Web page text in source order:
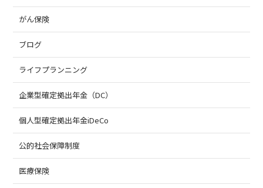
がん保険
ブログ
ライフプランニング
企業型確定拠出年金（DC）
個人型確定拠出年金iDeCo
公的社会保障制度
医療保険